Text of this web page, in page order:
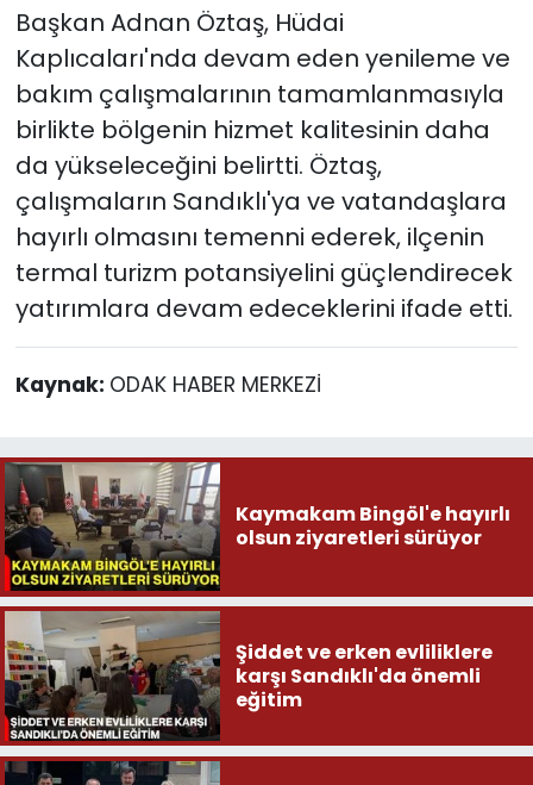
Başkan Adnan Öztaş, Hüdai
Kaplıcaları'nda devam eden yenileme ve
bakım çalışmalarının tamamlanmasıyla
birlikte bölgenin hizmet kalitesinin daha
da yükseleceğini belirtti. Öztaş,
çalışmaların Sandıklı'ya ve vatandaşlara
hayırlı olmasını temenni ederek, ilçenin
termal turizm potansiyelini güçlendirecek
yatırımlara devam edeceklerini ifade etti.
Kaynak: ODAK HABER MERKEZİ
Kaymakam Bingöl'e hayırlı
olsun ziyaretleri sürüyor
Şiddet ve erken evliliklere
karşı Sandıklı'da önemli
eğitim